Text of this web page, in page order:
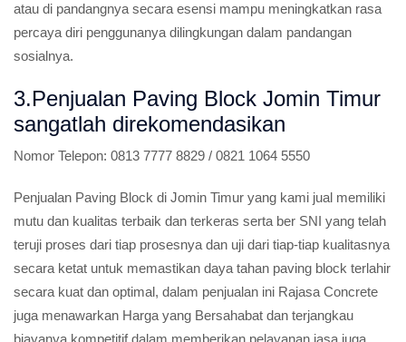
atau di pandangnya secara esensi mampu meningkatkan rasa
percaya diri penggunanya dilingkungan dalam pandangan
sosialnya.
3.Penjualan Paving Block Jomin Timur
sangatlah direkomendasikan
Nomor Telepon: 0813 7777 8829 / 0821 1064 5550
Penjualan Paving Block di Jomin Timur yang kami jual memiliki
mutu dan kualitas terbaik dan terkeras serta ber SNI yang telah
teruji proses dari tiap prosesnya dan uji dari tiap-tiap kualitasnya
secara ketat untuk memastikan daya tahan paving block terlahir
secara kuat dan optimal, dalam penjualan ini Rajasa Concrete
juga menawarkan Harga yang Bersahabat dan terjangkau
biayanya kompetitif dalam memberikan pelayanan jasa juga